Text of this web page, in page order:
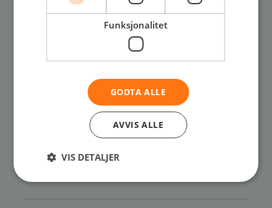
Hvem kan bruke Copilot og hvordan?
Er Copilot koblet til de riktige datakildene?
Er Copilot forhindret fra å få tilgang til
Funksjonalitet
GODTA ALLE
AVVIS ALLE
VIS DETALJER